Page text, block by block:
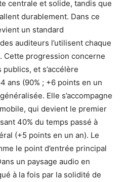
centrale et solide, tandis que
durablement. Dans ce
un standard
auditeurs l’utilisent chaque
Cette progression concerne
et s’accélère
ans (90% ; +6 points en un
Elle s’accompagne
qui devient le premier
40% du temps passé à
(+5 points en un an). Le
le point d’entrée principal
un paysage audio en
à la fois par la solidité de